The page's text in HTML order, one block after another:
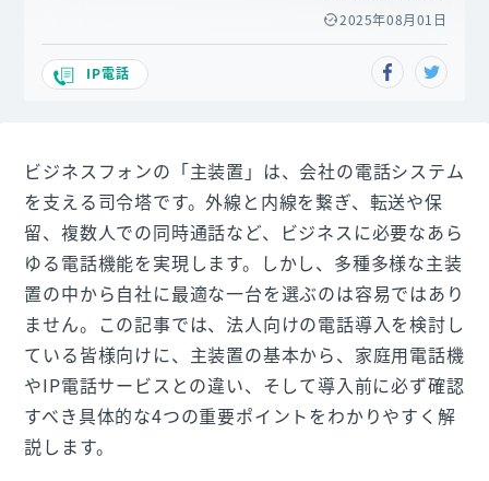
2025年08月01日
IP電話
ビジネスフォンの「主装置」は、会社の電話システム
を支える司令塔です。外線と内線を繋ぎ、転送や保
留、複数人での同時通話など、ビジネスに必要なあら
ゆる電話機能を実現します。しかし、多種多様な主装
置の中から自社に最適な一台を選ぶのは容易ではあり
ません。この記事では、法人向けの電話導入を検討し
ている皆様向けに、主装置の基本から、家庭用電話機
やIP電話サービスとの違い、そして導入前に必ず確認
すべき具体的な4つの重要ポイントをわかりやすく解
説します。